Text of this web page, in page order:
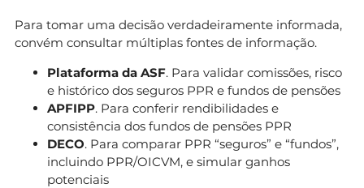
Para tomar uma decisão verdadeiramente informada,
convém consultar múltiplas fontes de informação.
Plataforma da ASF. Para validar comissões, risco
e histórico dos seguros PPR e fundos de pensões
APFIPP. Para conferir rendibilidades e
consistência dos fundos de pensões PPR
DECO. Para comparar PPR “seguros” e “fundos”,
incluindo PPR/OICVM, e simular ganhos
potenciais